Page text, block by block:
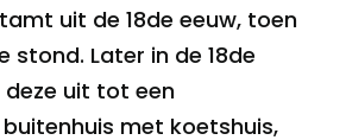
uit de 18de eeuw, toen
stond. Later in de 18de
uit tot een
met koetshuis,